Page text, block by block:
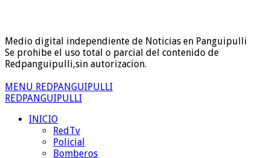
Medio digital independiente de Noticias en Panguipulli
Se prohibe el uso total o parcial del contenido de
Redpanguipulli,sin autorizacion.
MENU REDPANGUIPULLI
REDPANGUIPULLI
INICIO
RedTv
Policial
Bomberos